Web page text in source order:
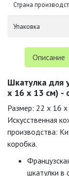
Страна
Упаковка
Описание
Шкатулка для
х 16 х 13 см) -
Размер: 22 x 16
Искусственная
производства:
коробка.
шкатулки в